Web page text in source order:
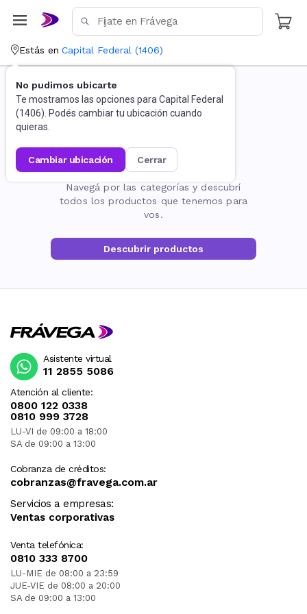
Estás en Capital Federal (1406)
No pudimos ubicarte
Te mostramos las opciones para Capital Federal
(1406). Podés cambiar tu ubicación cuando
quieras.
cambiar ubicación cerrar
La página no existe
Navegá por las categorías y descubrí
todos los productos que tenemos para
vos.
Descubrir productos
Atención al cliente:
0800 122 0338
0810 999 3728
LU-VI de 09:00 a 18:00
SA de 09:00 a 13:00
Cobranza de créditos:
cobranzas@fravega.com.ar
Servicios a empresas:
Ventas corporativas
Venta telefónica:
0810 333 8700
LU-MIE de 08:00 a 23:59
JUE-VIE de 08:00 a 20:00
SA de 09:00 a 13:00
Asistente virtual
11 2855 5086